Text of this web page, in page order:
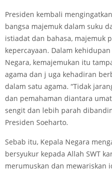
Presiden kembali
bangsa majemuk dalam suku
istiadat dan bahasa, majemuk
kepercayaan. Dalam
Negara, kemajemukan itu
agama dan j uga kehadiran
dalam satu agama. “Tidak
dan pemahaman diantara
sengit dan lebih parah
Presiden Soeharto.
Sebab itu, Kepala Negara
bersyukur kepada Allah SWT
merumuskan dan mewariskan